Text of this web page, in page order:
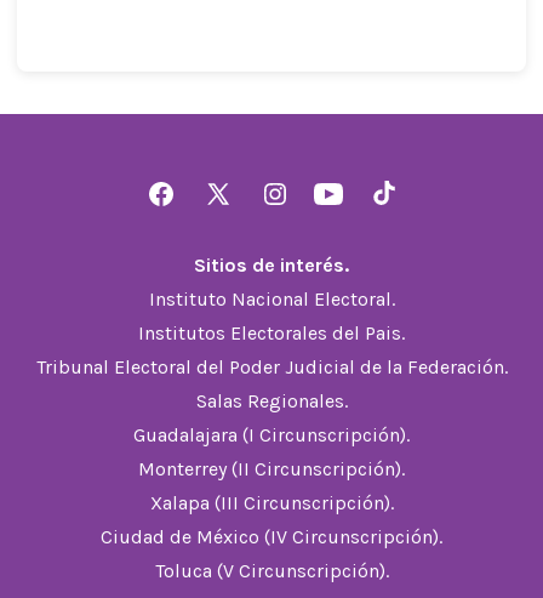
Abrir
una
nueva
pestaña
Abrir
en
una
nueva
pestaña
Abrir
en
una
nueva
pestaña
Abrir
en
una
nueva
pestaña
Abrir
una
nueva
pestaña
Sitios de interés.
Instituto Nacional Electoral.
Institutos Electorales del Pais.
Tribunal Electoral del Poder Judicial de la Federación.
Salas Regionales.
Guadalajara (I Circunscripción).
Monterrey (II Circunscripción).
Xalapa (III Circunscripción).
Ciudad de México (IV Circunscripción).
Toluca (V Circunscripción).